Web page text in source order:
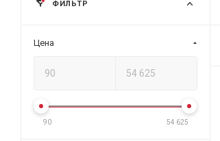
ФИЛЬТР
Цена
90 54 625